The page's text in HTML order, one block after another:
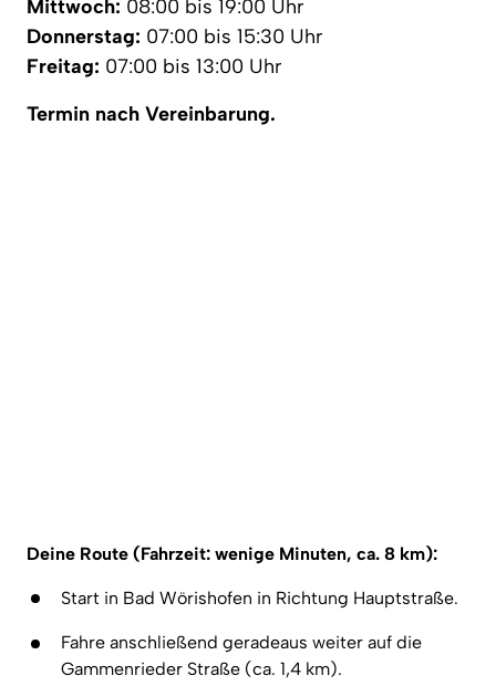
Mittwoch:
Donnerstag:
Freitag: 07:00 bis 13:00 Uhr
Termin nach Vereinbarung.
Deine Route (Fahrzeit: wenige Minuten, ca. 8 km):
Start in Bad Wörishofen in Richtung Hauptstraße.
Fahre anschließend geradeaus weiter auf die
Gammenrieder Straße (ca. 1,4 km).